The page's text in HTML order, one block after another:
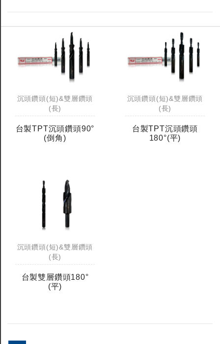
沉頭鑽頭(短)&雙層鑽頭
(長)
台製TPT沉頭鑽頭90°
(倒角)
沉頭鑽頭(短)&雙層鑽頭
(長)
台製TPT沉頭鑽頭
180°(平)
沉頭鑽頭(短)&雙層鑽頭
(長)
台製雙層鑽頭180°
(平)